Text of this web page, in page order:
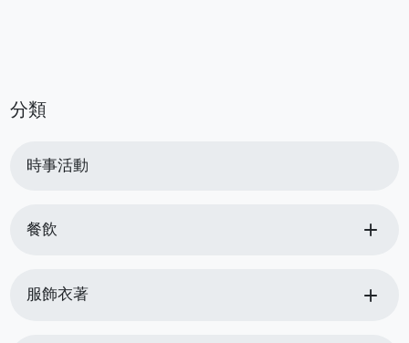
分類
時事活動
餐飲 add
服飾衣著 add